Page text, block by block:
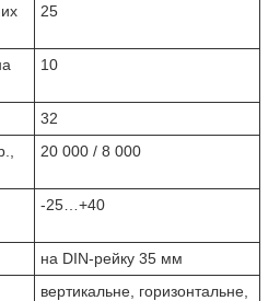
25
10
32
20 000 / 8 000
-25…+40
на DIN-рейку 35 мм
вертикальне, горизонтальне,